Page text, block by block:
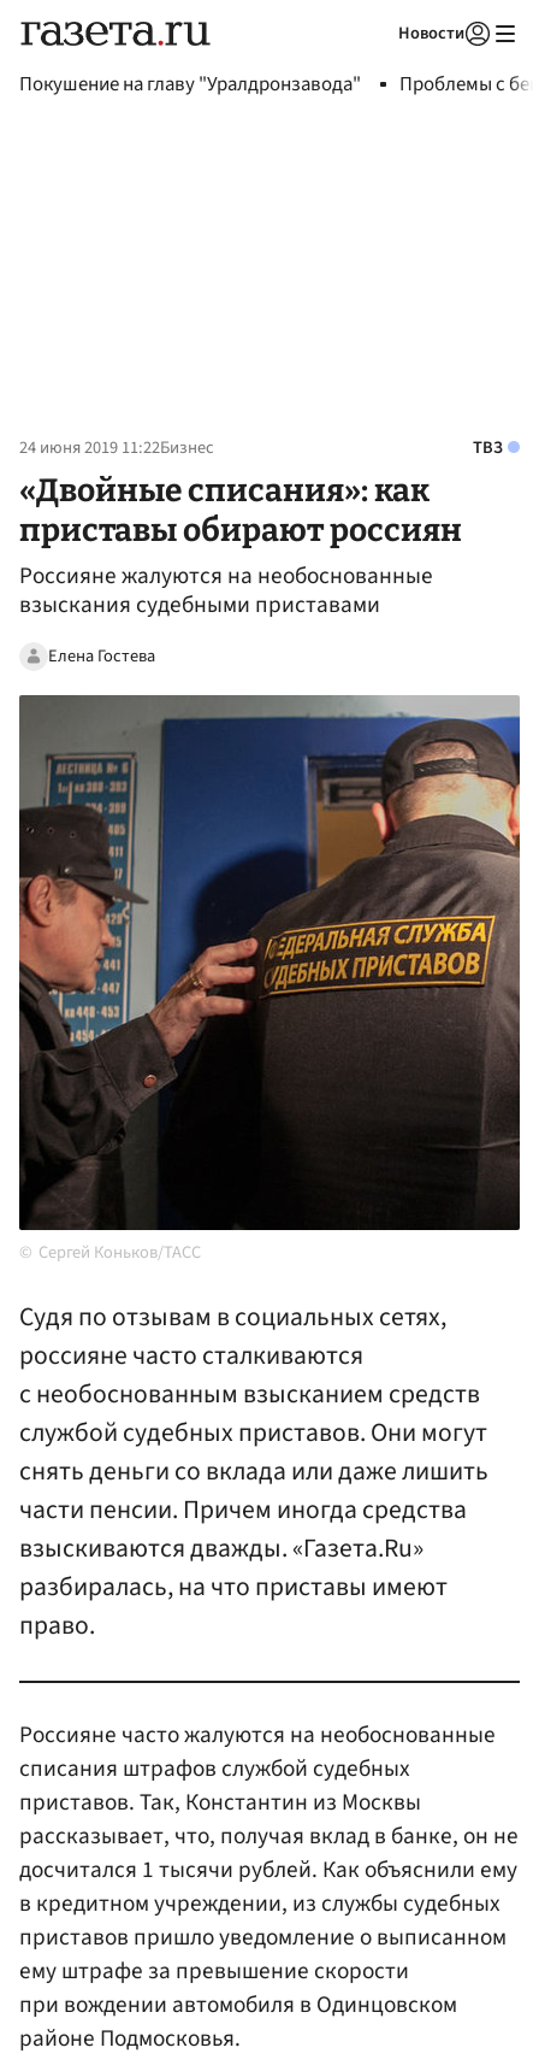
Новости
Покушение на главу "Уралдронзавода" Проблемы с
24 июня 2019 11:22Бизнес ТВЗ
«Двойные списания»: как
приставы обирают россиян
Россияне жалуются на необоснованные
взыскания судебными приставами
Елена Гостева
Сергей Коньков/ТАСС
Судя по отзывам в социальных сетях,
россияне часто сталкиваются
с необоснованным взысканием средств
службой судебных приставов. Они могут
снять деньги со вклада или даже лишить
части пенсии. Причем иногда средства
взыскиваются дважды. «Газета.Ru»
разбиралась, на что приставы имеют
право.
Россияне часто жалуются на необоснованные
списания штрафов службой судебных
приставов. Так, Константин из Москвы
рассказывает, что, получая вклад в банке, он не
досчитался 1 тысячи рублей. Как объяснили ему
в кредитном учреждении, из службы судебных
приставов пришло уведомление о выписанном
ему штрафе за превышение скорости
при вождении автомобиля в Одинцовском
районе Подмосковья.